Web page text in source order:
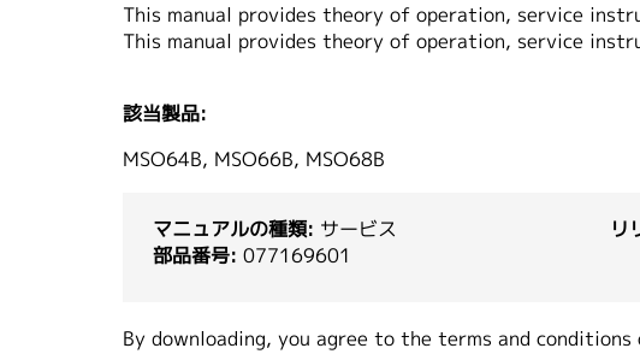
This manual provides theory of operation, service
This manual provides theory of operation, service
該当製品:
MSO64B, MSO66B, MSO68B
マニュアルの種類: サービス
部品番号: 077169601
リ
By downloading, you agree to the terms and